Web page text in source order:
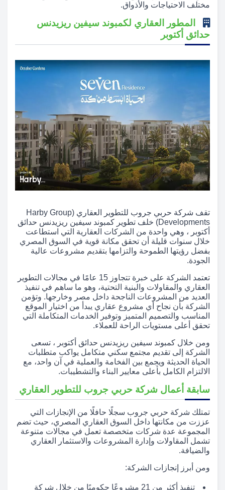
مختلف الاحتياجات والأذواق.
المطور العقاري لكمبوند سيفين ريزيدنس
حدائق أكتوبر
تقف شركة حربي جروب للتطوير العقاري (Harby Group
Developments) خلف تطوير كمبوند سيفين ريزيدنس حدائق
أكتوبر ، وهي واحدة من الشركات العقارية التي استطاعت
خلال سنوات قليلة أن تحقق مكانة قوية في السوق المصري
بفضل رؤيتها الطموحة والتزامها بتقديم مشروعات عالية
الجودة.
تعتمد الشركة على خبرة تتجاوز 15 عامًا في مجالات التطوير
العقاري والمقاولات والبنية التحتية، وهو ما ساهم في تنفيذ
العديد من المشروعات الناجحة داخل مصر وخارجها. وتؤمن
الشركة بأن نجاح أي مشروع عقاري يبدأ من اختيار الموقع
المناسب والتصميم المتميز وتوفير الخدمات المتكاملة التي
تحقق أعلى مستويات الراحة للعملاء.
ومن خلال كمبوند سيفين ريزيدنس حدائق أكتوبر ، تسعى
الشركة إلى تقديم مجتمع سكني متكامل يواكب متطلبات
الحياة الحديثة ويجمع بين الفخامة والعملية في آن واحد، مع
الالتزام الكامل بأعلى معايير البناء والتشطيبات.
سابقة أعمال شركة حربي جروب للتطوير العقاري
تمتلك شركة حربي جروب سجلًا حافلًا من الإنجازات التي
عززت من مكانتها داخل السوق العقاري المصري، حيث تضم
المجموعة عدة شركات متخصصة تعمل في مجالات متنوعة
تشمل المقاولات وإدارة المشروعات والاستثمار العقاري
والضيافة.
ومن أبرز إنجازات الشركة:
تنفيذ أكثر من 21 مشروعًا حكوميًا من خلال شركة